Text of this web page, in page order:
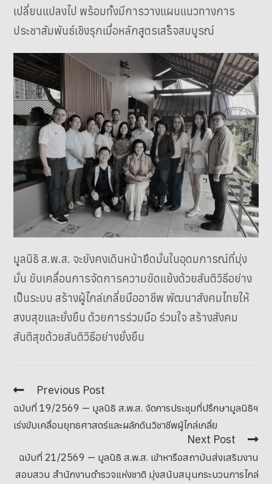
เปลี่ยนแปลงไป พร้อมทั้งมีการวางแผนแนวทางการ
ประชาสัมพันธ์เชิงรุกเมื่อหลักสูตรเสร็จสมบูรณ์
มูลนิธิ ส.พ.ส. จะยังคงเดินหน้ายึดมั่นในอุดมการณ์ที่มุ่ง
มั่น ขับเคลื่อนการจัดการความขัดแย้งด้วยสันติวิธีอย่าง
เป็นระบบ สร้างผู้ไกล่เกลี่ยมืออาชีพ พัฒนาสังคมไทยให้
สงบสุขและยั่งยืน ด้วยการร่วมมือ ร่วมใจ สร้างสังคม
สันติสุขด้วยสันติวิธีอย่างยั่งยืน
Previous Post
ฉบับที่ 19/2569 — มูลนิธิ ส.พ.ส. จัดการประชุมที่ปรึกษามูลนิธิฯ
เร่งขับเคลื่อนยุทธศาสตร์และผลักดันวิชาชีพผู้ไกล่เกลี่ย
Next Post
ฉบับที่ 21/2569 — มูลนิธิ ส.พ.ส. เข้าหารือสถาบันส่งเสริมงาน
สอบสวน สำนักงานตำรวจแห่งชาติ มุ่งสนับสนุนกระบวนการไกล่